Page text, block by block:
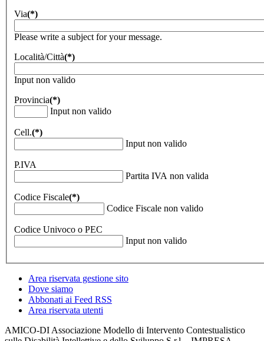
Via(*)
Please write a subject for your message.
Località/Città(*)
Input non valido
Provincia(*)
Input non valido
Cell.(*)
Input non valido
P.IVA
Partita IVA non valida
Codice Fiscale(*)
Codice Fiscale non valido
Codice Univoco o PEC
Input non valido
Area riservata gestione sito
Dove siamo
Abbonati ai Feed RSS
Area riservata utenti
AMICO-DI Associazione Modello di Intervento Contestualistico